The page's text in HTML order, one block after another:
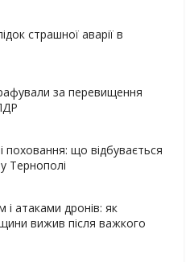
страшної аварії в
за перевищення
поховання: що відбувається
Тернополі
атаками дронів: як
вижив після важкого